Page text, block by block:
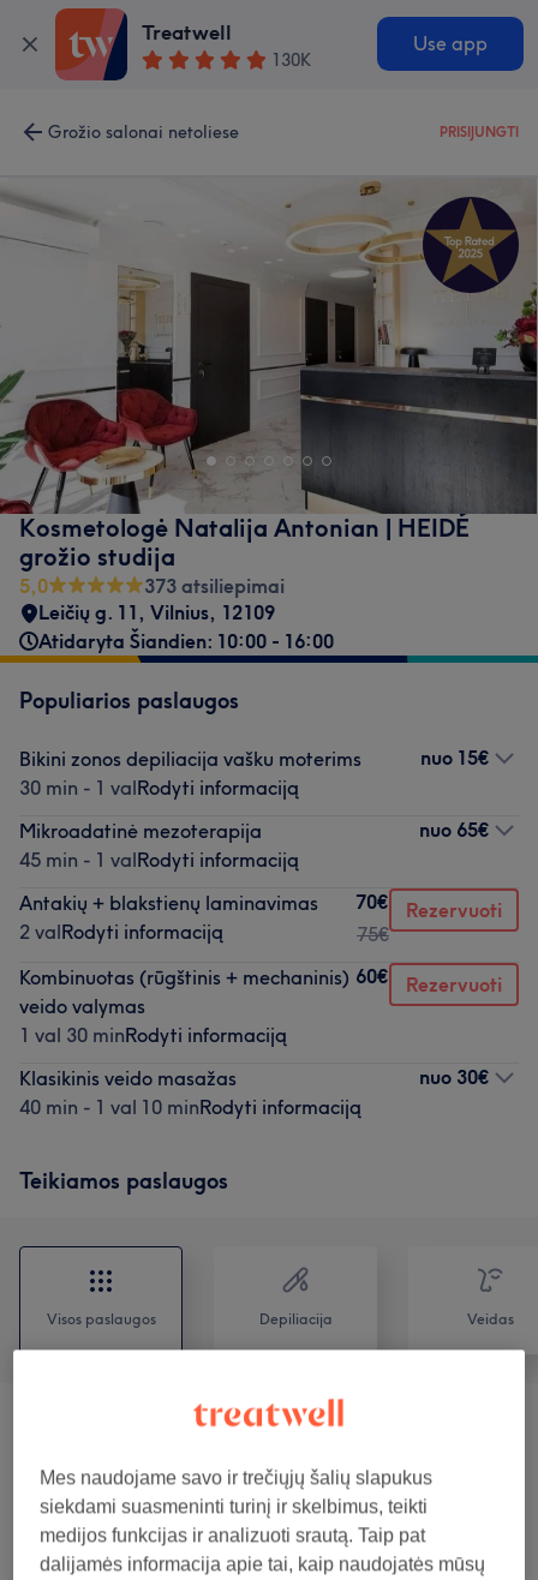
Treatwell
130K
Use app
Grožio salonai netoliese PRISIJUNGTI
Kosmetologė Natalija Antonian | HEIDÉ
grožio studija
5,0
373 atsiliepimai
Leičių g. 11, Vilnius, 12109
Atidaryta Šiandien: 10:00 - 16:00
Populiarios paslaugos
Bikini zonos depiliacija vašku moterims
30 min - 1 valRodyti informaciją
nuo 15€
Mikroadatinė mezoterapija
45 min - 1 valRodyti informaciją
nuo 65€
Antakių + blakstienų laminavimas
2 valRodyti informaciją
70€
75€
Rezervuoti
Kombinuotas (rūgštinis + mechaninis)
veido valymas
1 val 30 minRodyti informaciją
60€ Rezervuoti
Klasikinis veido masažas
40 min - 1 val 10 minRodyti informaciją
nuo 30€
Teikiamos paslaugos
Visos paslaugos Depiliacija Veidas
Vyrų Depiliacija Vašku (1 )
Veido Procedūros (14) nuo 40€
Antakių Ir Blakstienų Procedūros (11) nuo 12€
Mes naudojame savo ir trečiųjų šalių slapukus
siekdami suasmeninti turinį ir skelbimus, teikti
medijos funkcijas ir analizuoti srautą. Taip pat
dalijamės informacija apie tai, kaip naudojatės mūsų